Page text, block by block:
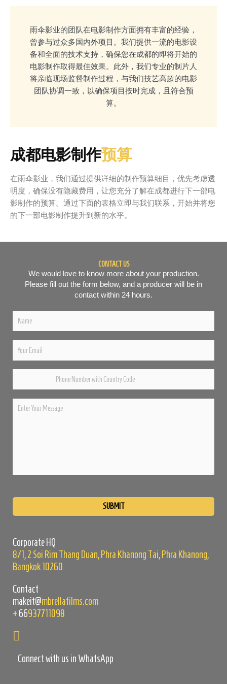
雨伞影业的团队在电影制作方面拥有丰富的经验，
曾参与过众多国内外项目。我们提供一流的电影设
备和全面的技术支持，确保您在成都的即将开始的
电影制作取得最佳效果。此外，我们专业的制片人
将亲临现场监督制作过程，与我们技艺高超的电影
团队协调一致，以确保项目按时完成，且符合预
算。
成都电影制作预算
在雨伞影业，我们通过提供详细的制作预算细目，优先考虑透
明度，确保没有隐藏费用，让您充分了解在成都进行下一部电
影制作的预算。通过下面的表格立即与我们联系，开始并将您
的下一部电影制作提升到新的水平。
CONTACT US
We would love to know more about your production.
Please fill out the form below, and a producer will be in
contact within 24 hours.
this
empty.
Corporate HQ
8/1, 2 Soi Rim Thang Duan, Phra Khanong Tai, Phra Khanong,
Bangkok 10260
Contact
makeit@mbrellafilms.com
+66937711098
Connect with us in WhatsApp